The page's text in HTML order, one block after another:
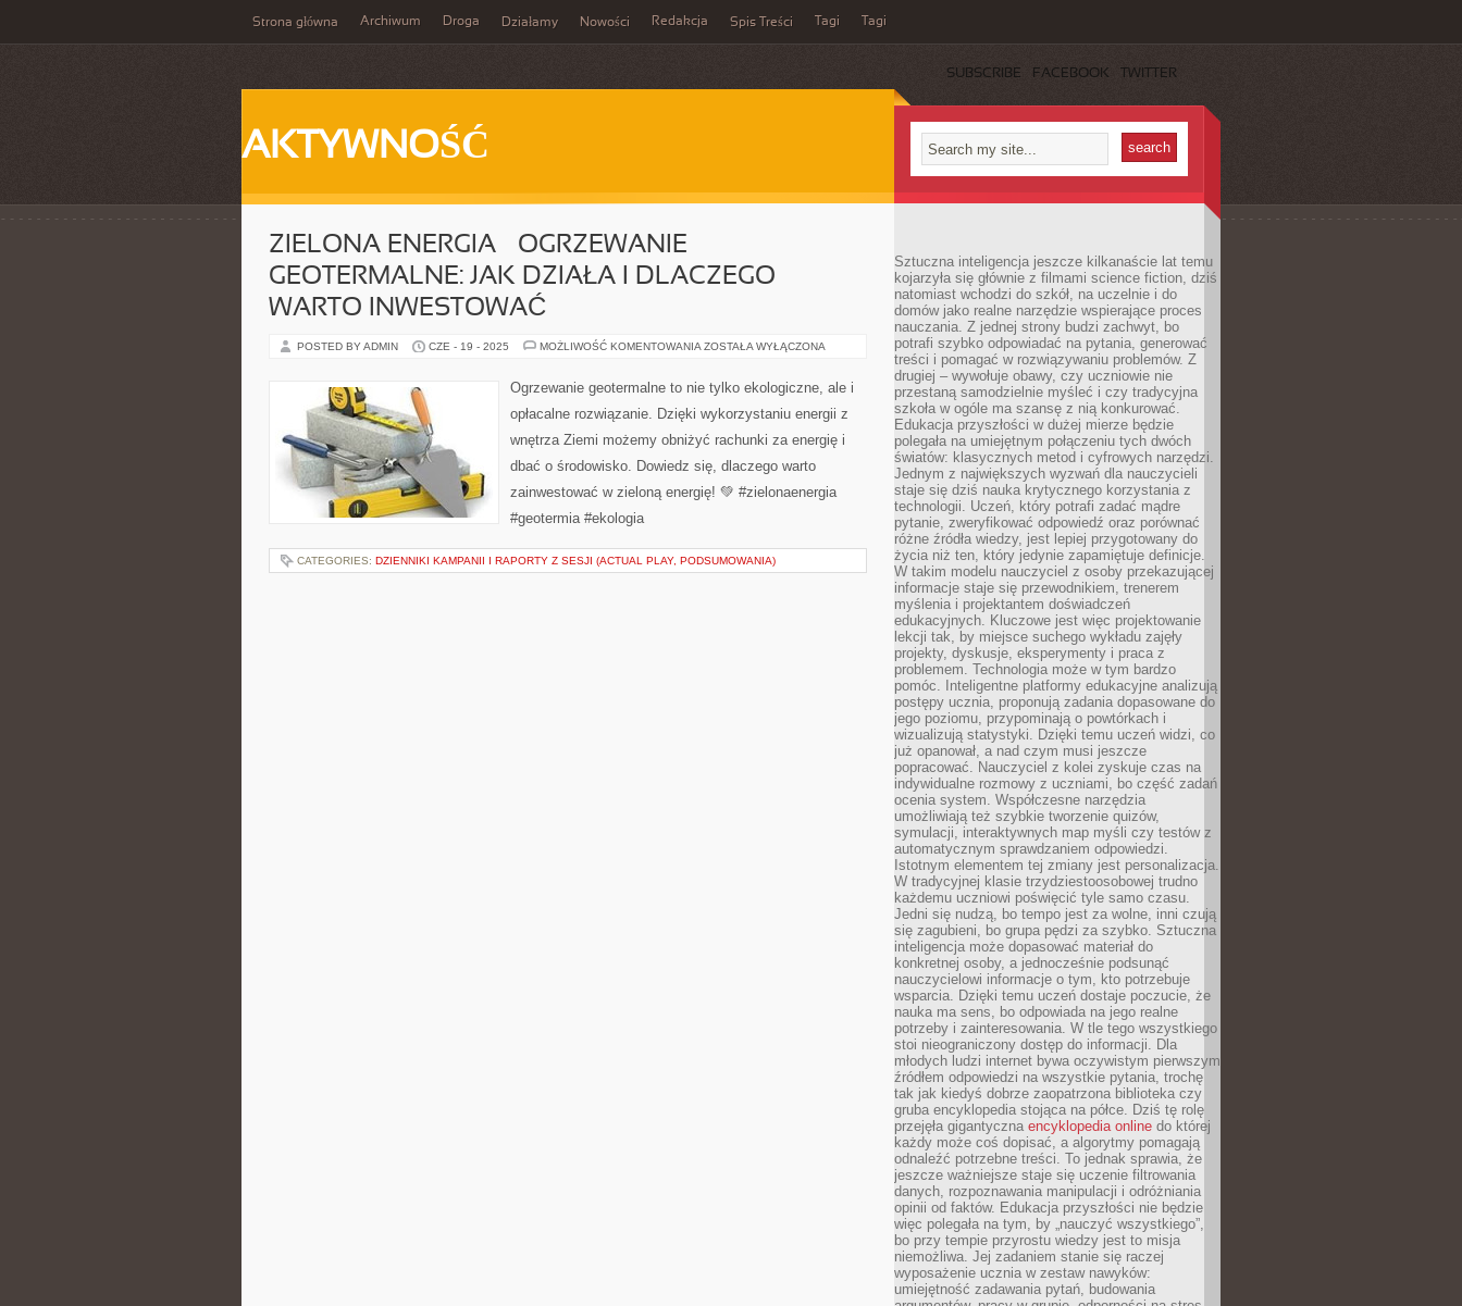
Strona główna Archiwum Droga Działamy Nowości Redakcja Spis Treści Tagi Tagi
SUBSCRIBE FACEBOOK TWITTER
AKTYWNOŚĆ
ZIELONA ENERGIA – OGRZEWANIE
GEOTERMALNE: JAK DZIAŁA I DLACZEGO
WARTO INWESTOWAĆ
POSTED BY ADMIN CZE - 19 - 2025 MOŻLIWOŚĆ KOMENTOWANIA ZIELONA
OGRZEWANIE
GEOTERMALNE:
DZIAŁA
DLACZEGO
INWESTOWAĆ
ZOSTAŁA WYŁĄCZONA
Ogrzewanie geotermalne to nie tylko ekologiczne, ale i
opłacalne rozwiązanie. Dzięki wykorzystaniu energii z
wnętrza Ziemi możemy obniżyć rachunki za energię i
dbać o środowisko. Dowiedz się, dlaczego warto
zainwestować w zieloną energię! 💚 #zielonaenergia
#geotermia #ekologia
CATEGORIES: DZIENNIKI KAMPANII I RAPORTY Z SESJI (ACTUAL PLAY, PODSUMOWANIA)
Sztuczna inteligencja jeszcze kilkanaście lat temu
kojarzyła się głównie z filmami science fiction, dziś
natomiast wchodzi do szkół, na uczelnie i do
domów jako realne narzędzie wspierające proces
nauczania. Z jednej strony budzi zachwyt, bo
potrafi szybko odpowiadać na pytania, generować
treści i pomagać w rozwiązywaniu problemów. Z
drugiej – wywołuje obawy, czy uczniowie nie
przestaną samodzielnie myśleć i czy tradycyjna
szkoła w ogóle ma szansę z nią konkurować.
Edukacja przyszłości w dużej mierze będzie
polegała na umiejętnym połączeniu tych dwóch
światów: klasycznych metod i cyfrowych narzędzi.
Jednym z największych wyzwań dla nauczycieli
staje się dziś nauka krytycznego korzystania z
technologii. Uczeń, który potrafi zadać mądre
pytanie, zweryfikować odpowiedź oraz porównać
różne źródła wiedzy, jest lepiej przygotowany do
życia niż ten, który jedynie zapamiętuje definicje.
W takim modelu nauczyciel z osoby przekazującej
informacje staje się przewodnikiem, trenerem
myślenia i projektantem doświadczeń
edukacyjnych. Kluczowe jest więc projektowanie
lekcji tak, by miejsce suchego wykładu zajęły
projekty, dyskusje, eksperymenty i praca z
problemem. Technologia może w tym bardzo
pomóc. Inteligentne platformy edukacyjne analizują
postępy ucznia, proponują zadania dopasowane do
jego poziomu, przypominają o powtórkach i
wizualizują statystyki. Dzięki temu uczeń widzi, co
już opanował, a nad czym musi jeszcze
popracować. Nauczyciel z kolei zyskuje czas na
indywidualne rozmowy z uczniami, bo część zadań
ocenia system. Współczesne narzędzia
umożliwiają też szybkie tworzenie quizów,
symulacji, interaktywnych map myśli czy testów z
automatycznym sprawdzaniem odpowiedzi.
Istotnym elementem tej zmiany jest personalizacja.
W tradycyjnej klasie trzydziestoosobowej trudno
każdemu uczniowi poświęcić tyle samo czasu.
Jedni się nudzą, bo tempo jest za wolne, inni czują
się zagubieni, bo grupa pędzi za szybko. Sztuczna
inteligencja może dopasować materiał do
konkretnej osoby, a jednocześnie podsunąć
nauczycielowi informacje o tym, kto potrzebuje
wsparcia. Dzięki temu uczeń dostaje poczucie, że
nauka ma sens, bo odpowiada na jego realne
potrzeby i zainteresowania. W tle tego wszystkiego
stoi nieograniczony dostęp do informacji. Dla
młodych ludzi internet bywa oczywistym pierwszym
źródłem odpowiedzi na wszystkie pytania, trochę
tak jak kiedyś dobrze zaopatrzona biblioteka czy
gruba encyklopedia stojąca na półce. Dziś tę rolę
przejęła gigantyczna encyklopedia online do której
każdy może coś dopisać, a algorytmy pomagają
odnaleźć potrzebne treści. To jednak sprawia, że
jeszcze ważniejsze staje się uczenie filtrowania
danych, rozpoznawania manipulacji i odróżniania
opinii od faktów. Edukacja przyszłości nie będzie
więc polegała na tym, by „nauczyć wszystkiego”,
bo przy tempie przyrostu wiedzy jest to misja
niemożliwa. Jej zadaniem stanie się raczej
wyposażenie ucznia w zestaw nawyków:
umiejętność zadawania pytań, budowania